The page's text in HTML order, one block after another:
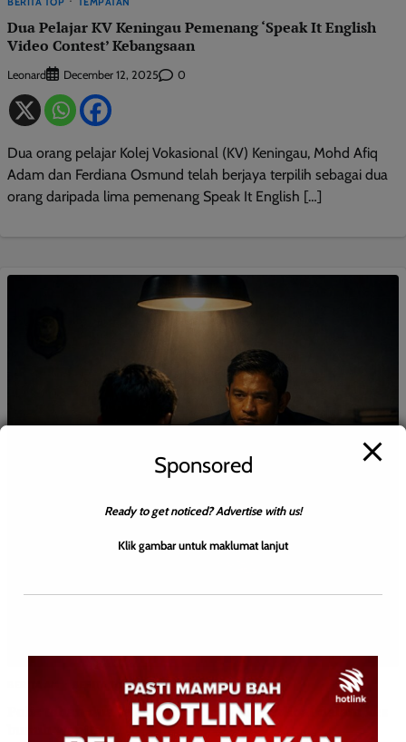
Dua Pelajar KV Keningau Pemenang ‘Speak It English
Video Contest’ Kebangsaan
Leonard December 12, 2025 0
Dua orang pelajar Kolej Vokasional (KV) Keningau, Mohd Afiq
Adam dan Ferdiana Osmund telah berjaya terpilih sebagai dua
orang daripada lima pemenang Speak It English […]
BERITA TOP JENAYAH WILAYAH SABAH
Polis tahan dua lelaki, satu mengaku terlibat dalam kes
Sponsored
Ready to get noticed? Advertise with us!
Klik gambar untuk maklumat lanjut